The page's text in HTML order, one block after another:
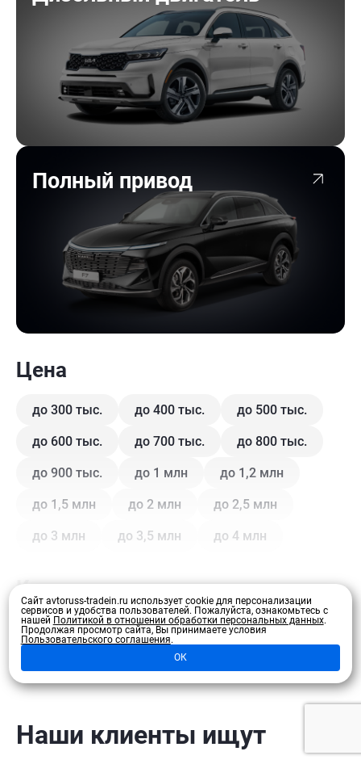
Полный привод
Цена
до 300 тыс. до 400 тыс. до 500 тыс.
до 600 тыс. до 700 тыс. до 800 тыс.
до 900 тыс. до 1 млн до 1,2 млн
до 1,5 млн до 2 млн до 2,5 млн
до 3 млн до 3,5 млн до 4 млн
Кузов
Купе Внедорожник Внедорожник 5 дв.
Хэтчбек 3 дв.
Лифтбэк Минивэн Кроссовер
Универсал
Развернуть
Наши клиенты ищут
Сайт avtoruss-tradein.ru использует cookie для персонализации
сервисов и удобства пользователей. Пожалуйста, ознакомьтесь с
нашей Политикой в отношении обработки персональных данных.
Продолжая просмотр сайта, Вы принимаете условия
Пользовательского соглашения.
ОК